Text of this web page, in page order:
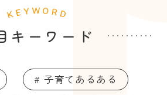
キーワード
# 子育てあるある